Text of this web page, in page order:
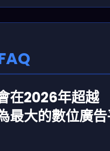
在2026年超越
最大的數位廣